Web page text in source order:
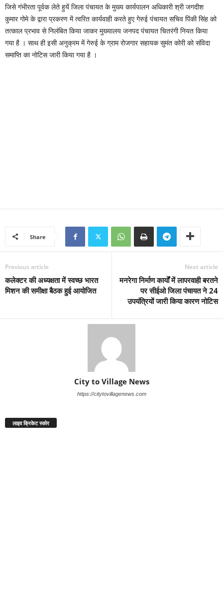
जिसे गंभीरता पूर्वक लेते हुयें जिला पंचायत के मुख्य कार्यपालन अधिकारी श्री जगदीश
कुमार गोमे के द्वारा प्रकरण में त्वरित कार्यवाही करते हुए गेरुई पंचायत सचिव पिंकी सिंह को
तत्काल प्रभाव से निलंबित किया जाकर मुख्यालय जनपद पंचायत चितरंगी नियत किया
गया है । साथ ही इसी अनुक्रम में गेरुई के ग्राम रोजगार सहायक सुमंत कोरी को संविदा
समाप्ति का नोटिस जारी किया गया है ।
Share
Previous article
कलेक्टर की अध्यक्षता में स्वच्छ भारत
मिशन की समीक्षा बैठक हुई आयोजित
Next article
मनरेगा निर्माण कार्यों में लापरवाही बरतने
पर सीईओ जिला पंचायत ने 24
उपयंत्रियों जारी किया कारण नोटिस
City to Village News
https://citytovillagenews.com
लाइव क्रिकेट स्कोर